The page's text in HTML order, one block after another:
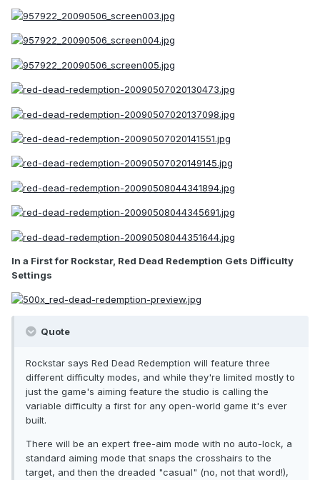
In a First for Rockstar, Red Dead Redemption Gets Difficulty
Settings
Quote
Rockstar says Red Dead Redemption will feature three
different difficulty modes, and while they're limited mostly to
just the game's aiming feature the studio is calling the
variable difficulty a first for any open-world game it's ever
built.
There will be an expert free-aim mode with no auto-lock, a
standard aiming mode that snaps the crosshairs to the
target, and then the dreaded "casual" (no, not that word!),